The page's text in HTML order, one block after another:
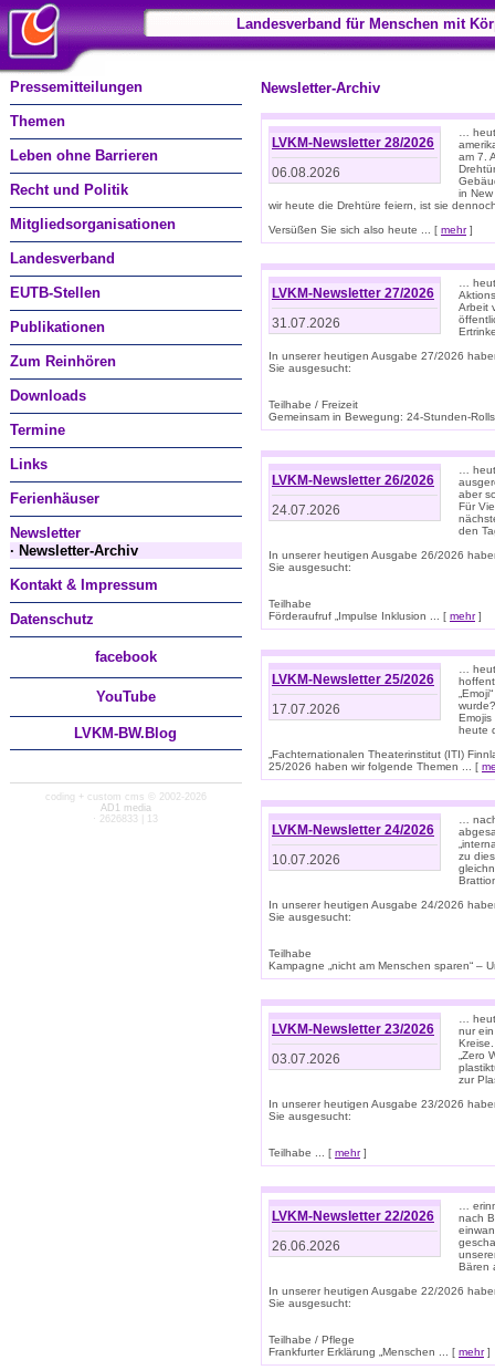
Landesverband für Menschen mit
Pressemitteilungen
Themen
Leben ohne Barrieren
Recht und Politik
Mitgliedsorganisationen
Landesverband
EUTB-Stellen
Publikationen
Zum Reinhören
Downloads
Termine
Links
Ferienhäuser
Newsletter
· Newsletter-Archiv
Kontakt & Impressum
Datenschutz
facebook
YouTube
LVKM-BW.Blog
coding + custom cms © 2002-2026
AD1 media
· 2626833 | 13
Newsletter-Archiv
LVKM-Newsletter 28/2026
06.08.2026
…
am 7.
in
wir heute die Drehtüre feiern, ist sie
Versüßen Sie sich also heute ... [ mehr]
LVKM-Newsletter 27/2026
31.07.2026
…
Arbeit
In unserer heutigen Ausgabe 27/2026
Sie ausgesucht:
Teilhabe / Freizeit
Gemeinsam in Bewegung: 24-Stunden-
LVKM-Newsletter 26/2026
24.07.2026
…
aber
Für
den
In unserer heutigen Ausgabe 26/2026
Sie ausgesucht:
Teilhabe
Förderaufruf „Impulse Inklusion ... [ mehr]
LVKM-Newsletter 25/2026
17.07.2026
…
Emojis
heute
„Fachternationalen Theaterinstitut (ITI)
25/2026 haben wir folgende Themen ... [
LVKM-Newsletter 24/2026
10.07.2026
…
zu
In unserer heutigen Ausgabe 24/2026
Sie ausgesucht:
Teilhabe
Kampagne „nicht am Menschen sparen“ –
LVKM-Newsletter 23/2026
03.07.2026
…
nur
„Zero
zur
In unserer heutigen Ausgabe 23/2026
Sie ausgesucht:
Teilhabe ... [ mehr]
LVKM-Newsletter 22/2026
26.06.2026
…
nach
Bären
In unserer heutigen Ausgabe 22/2026
Sie ausgesucht:
Teilhabe / Pflege
Frankfurter Erklärung „Menschen ... [ mehr]